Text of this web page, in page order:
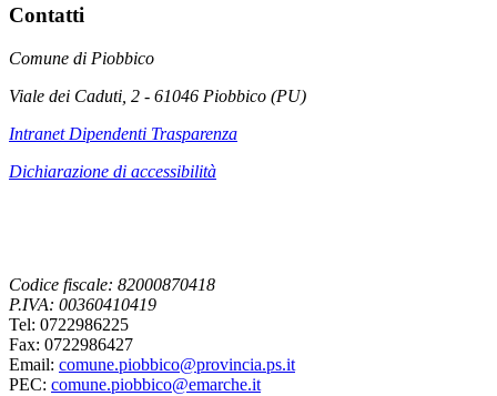
Contatti
Comune di Piobbico
Viale dei Caduti, 2 - 61046 Piobbico (PU)
Intranet Dipendenti Trasparenza
Dichiarazione di accessibilità
Codice fiscale: 82000870418
P.IVA: 00360410419
Tel: 0722986225
Fax: 0722986427
Email: comune.piobbico@provincia.ps.it
PEC: comune.piobbico@emarche.it